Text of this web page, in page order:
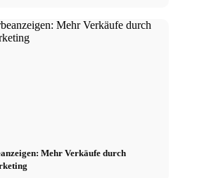
Mehr Verkäufe durch